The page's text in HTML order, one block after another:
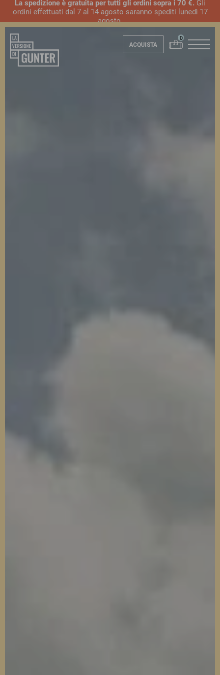
La spedizione è gratuita per tutti gli ordini sopra i 70 €. Gli
ordini effettuati dal 7 al 14 agosto saranno spediti lunedì 17
agosto.
ACQUISTA